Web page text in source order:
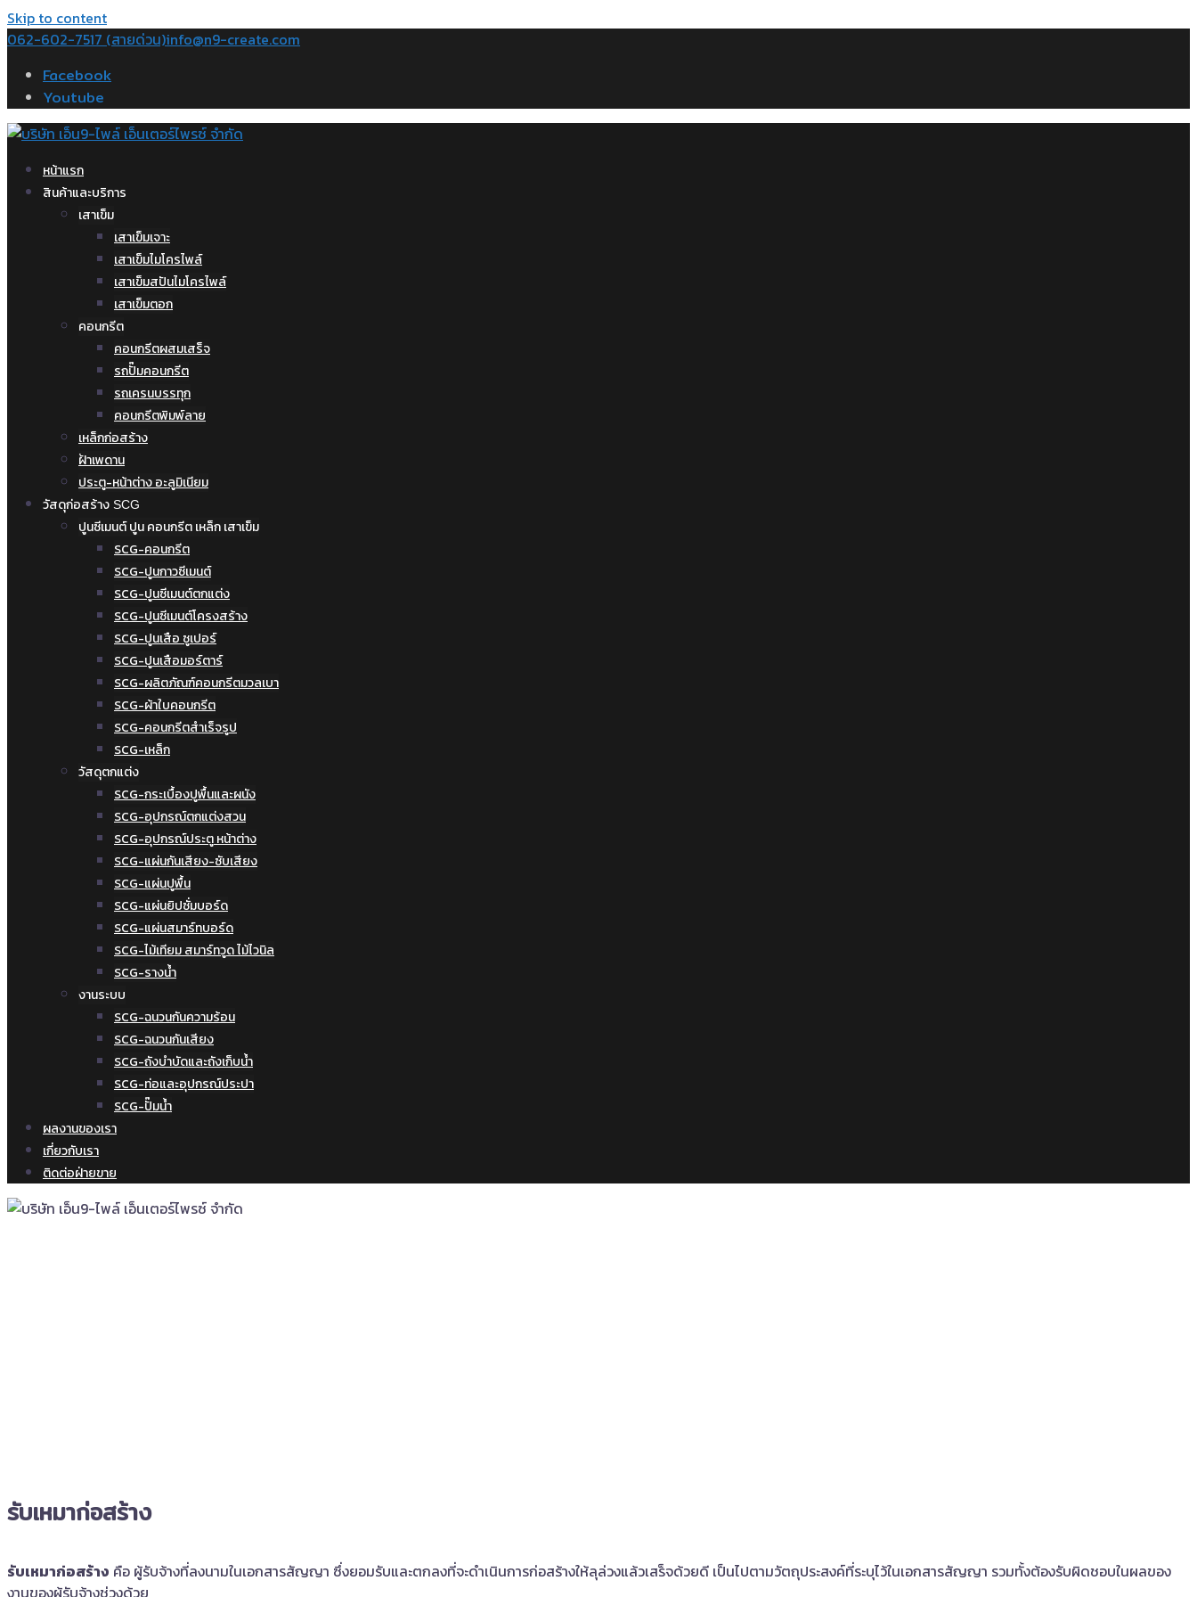
Skip to content
062-602-7517 (สายด่วน)info@n9-create.com
Facebook
Youtube
หน้าแรก
สินค้าและบริการ
เสาเข็ม
เสาเข็มเจาะ
เสาเข็มไมโครไพล์
เสาเข็มสปันไมโครไพล์
เสาเข็มตอก
คอนกรีต
คอนกรีตผสมเสร็จ
รถปั๊มคอนกรีต
รถเครนบรรทุก
คอนกรีตพิมพ์ลาย
เหล็กก่อสร้าง
ฝ้าเพดาน
ประตู-หน้าต่าง อะลูมิเนียม
วัสดุก่อสร้าง SCG
ปูนซีเมนต์ ปูน คอนกรีต เหล็ก เสาเข็ม
SCG-คอนกรีต
SCG-ปูนกาวซีเมนต์
SCG-ปูนซีเมนต์ตกแต่ง
SCG-ปูนซีเมนต์โครงสร้าง
SCG-ปูนเสือ ซูเปอร์
SCG-ปูนเสือมอร์ตาร์
SCG-ผลิตภัณฑ์คอนกรีตมวลเบา
SCG-ผ้าใบคอนกรีต
SCG-คอนกรีตสำเร็จรูป
SCG-เหล็ก
วัสดุตกแต่ง
SCG-กระเบื้องปูพื้นและผนัง
SCG-อุปกรณ์ตกแต่งสวน
SCG-อุปกรณ์ประตู หน้าต่าง
SCG-แผ่นกันเสียง-ซับเสียง
SCG-แผ่นปูพื้น
SCG-แผ่นยิปซั่มบอร์ด
SCG-แผ่นสมาร์ทบอร์ด
SCG-ไม้เทียม สมาร์ทวูด ไม้ไวนิล
SCG-รางน้ำ
งานระบบ
SCG-ฉนวนกันความร้อน
SCG-ฉนวนกันเสียง
SCG-ถังบำบัดและถังเก็บน้ำ
SCG-ท่อและอุปกรณ์ประปา
SCG-ปั๊มน้ำ
ผลงานของเรา
เกี่ยวกับเรา
ติดต่อฝ่ายขาย
รับเหมาก่อสร้าง
รับเหมาก่อสร้าง คือ ผู้รับจ้างที่ลงนามในเอกสารสัญญา ซึ่งยอมรับและตกลงที่จะดำเนินการก่อสร้างให้ลุล่วงแล้วเสร็จด้วยดี เป็นไปตามวัตถุประสงค์ที่ระบุไว้ในเอกสารสัญญา รวมทั้งต้องรับผิดชอบในผลของ
งานของผู้รับจ้างช่วงด้วย